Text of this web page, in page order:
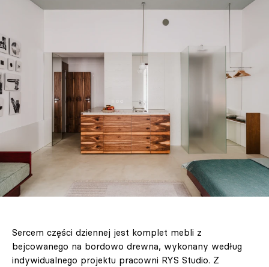
Sercem części dziennej jest komplet mebli z
bejcowanego na bordowo drewna, wykonany według
indywidualnego projektu pracowni RYS Studio. Z